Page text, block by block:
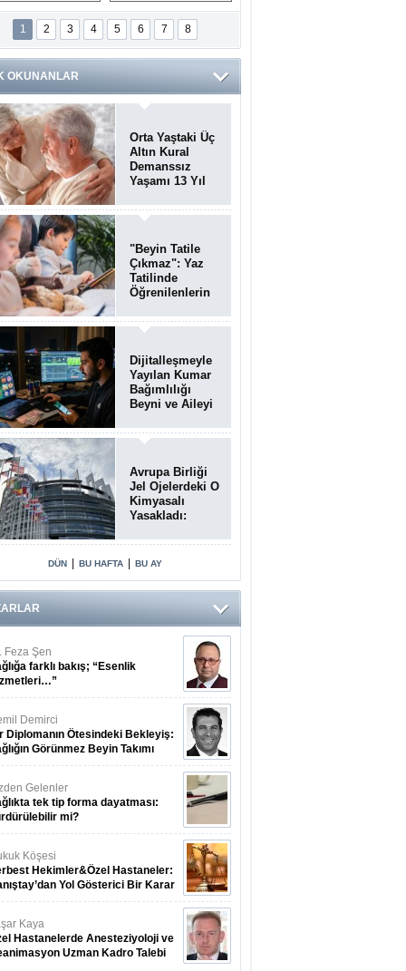
meyvesi
koruyor
Endonezya’daki
deprem: Ölü sayısı
bin 203'e yükseldi
1 2 3 4 5 6 7 8
OKUNANLAR
Orta Yaştaki Üç
Altın Kural
Demanssız
Yaşamı 13 Yıl
"Beyin Tatile
Çıkmaz": Yaz
Tatilinde
Öğrenilenlerin
Unutulabiliyor
Dijitalleşmeyle
Yayılan Kumar
Bağımlılığı
Beyni ve Aileyi
Uğratıyor
Avrupa Birliği
Jel Ojelerdeki O
Kimyasalı
Yasakladı:
Riski Uyarısı
DÜN BU HAFTA BU AY
Feza Şen
farklı bakış; “Esenlik
Demirci
Diplomanın Ötesindeki Bekleyiş:
Görünmez Beyin Takımı
Gelenler
tek tip forma dayatması:
mi?
Köşesi
Hekimler&Özel Hastaneler:
Yol Gösterici Bir Karar
Kaya
Hastanelerde Anesteziyoloji ve
Uzman Kadro Talebi